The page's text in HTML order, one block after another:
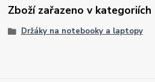
Zboží zařazeno v kategoriích
Držáky na notebooky a laptopy